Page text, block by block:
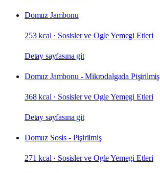
Domuz Jambonu
253 kcal · Sosisler ve Ogle Yemegi Etleri
Detay sayfasına git
Domuz Jambonu - Mikrodalgada Pişirilmiş
368 kcal · Sosisler ve Ogle Yemegi Etleri
Detay sayfasına git
Domuz Sosis - Pişirilmiş
271 kcal · Sosisler ve Ogle Yemegi Etleri